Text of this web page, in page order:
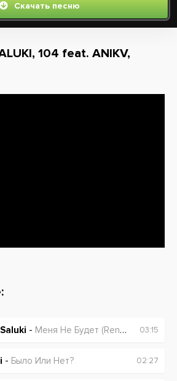
Скачать песню
104 feat. ANIKV,
- Меня Не Будет (Renomty Remix) 03:15
- Было Или Нет? 02:27